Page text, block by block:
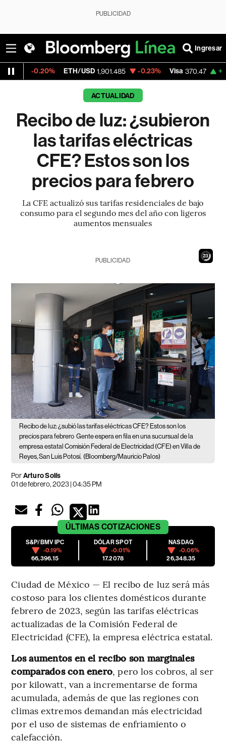
PUBLICIDAD
Ingresar
ETH/USD 1,901.485 -0.23% Visa 370.47 +0.52%
ACTUALIDAD
Recibo de luz: ¿subieron
las tarifas eléctricas
CFE? Estos son los
precios para febrero
La CFE actualizó sus tarifas residenciales de bajo
consumo para el segundo mes del año con ligeros
aumentos mensuales
21
PUBLICIDAD
Recibo de luz: ¿subió las tarifas eléctricas CFE? Estos son los
precios para febrero Gente espera en fila en una sucursual de la
empresa estatal Comisión Federal de Electricidad (CFE) en Villa de
Reyes, San Luis Potosí. (Bloomberg/Mauricio Palos)
PorArturo Solís
01 de febrero, 2023 | 04:35 PM
ÚLTIMAS COTIZACIONES
S&P/BMV IPC
-0.19%
66,396.15
DÓLAR SPOT
-0.01%
17.2078
NASDAQ
-0.06%
26,348.35
Ciudad de México — El recibo de luz será más
costoso para los clientes domésticos durante
febrero de 2023, según las tarifas eléctricas
actualizadas de la Comisión Federal de
Electricidad (CFE), la empresa eléctrica estatal.
Los aumentos en el recibo son marginales
comparados con enero, pero los cobros, al ser
por kilowatt, van a incrementarse de forma
acumulada, además de que las regiones con
climas extremos demandan más electricidad
por el uso de sistemas de enfriamiento o
calefacción.